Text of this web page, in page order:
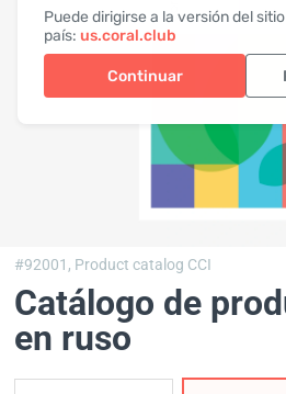
Puede dirigirse a la versión del
país: us.coral.club
Continuar
#92001, Product catalog CCI
Catálogo de
en ruso